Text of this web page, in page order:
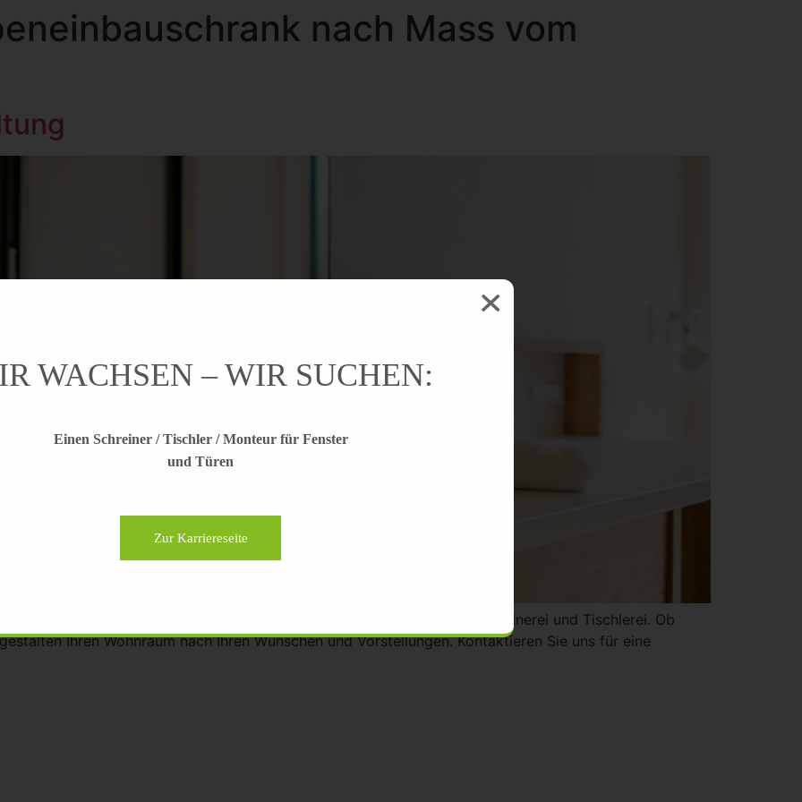
nach Mass vom
bieten Ihnen individuelle Möbel- und Raumgestaltung im Bereich der Schreinerei und Tischlerei. Ob
Ihren Wohnraum nach Ihren Wünschen und Vorstellungen. Kontaktieren Sie uns für eine
WACHSEN – WIR SUCHEN:
Einen Schreiner / Tischler / Monteur für Fenster
und Türen
Zur Karriereseite